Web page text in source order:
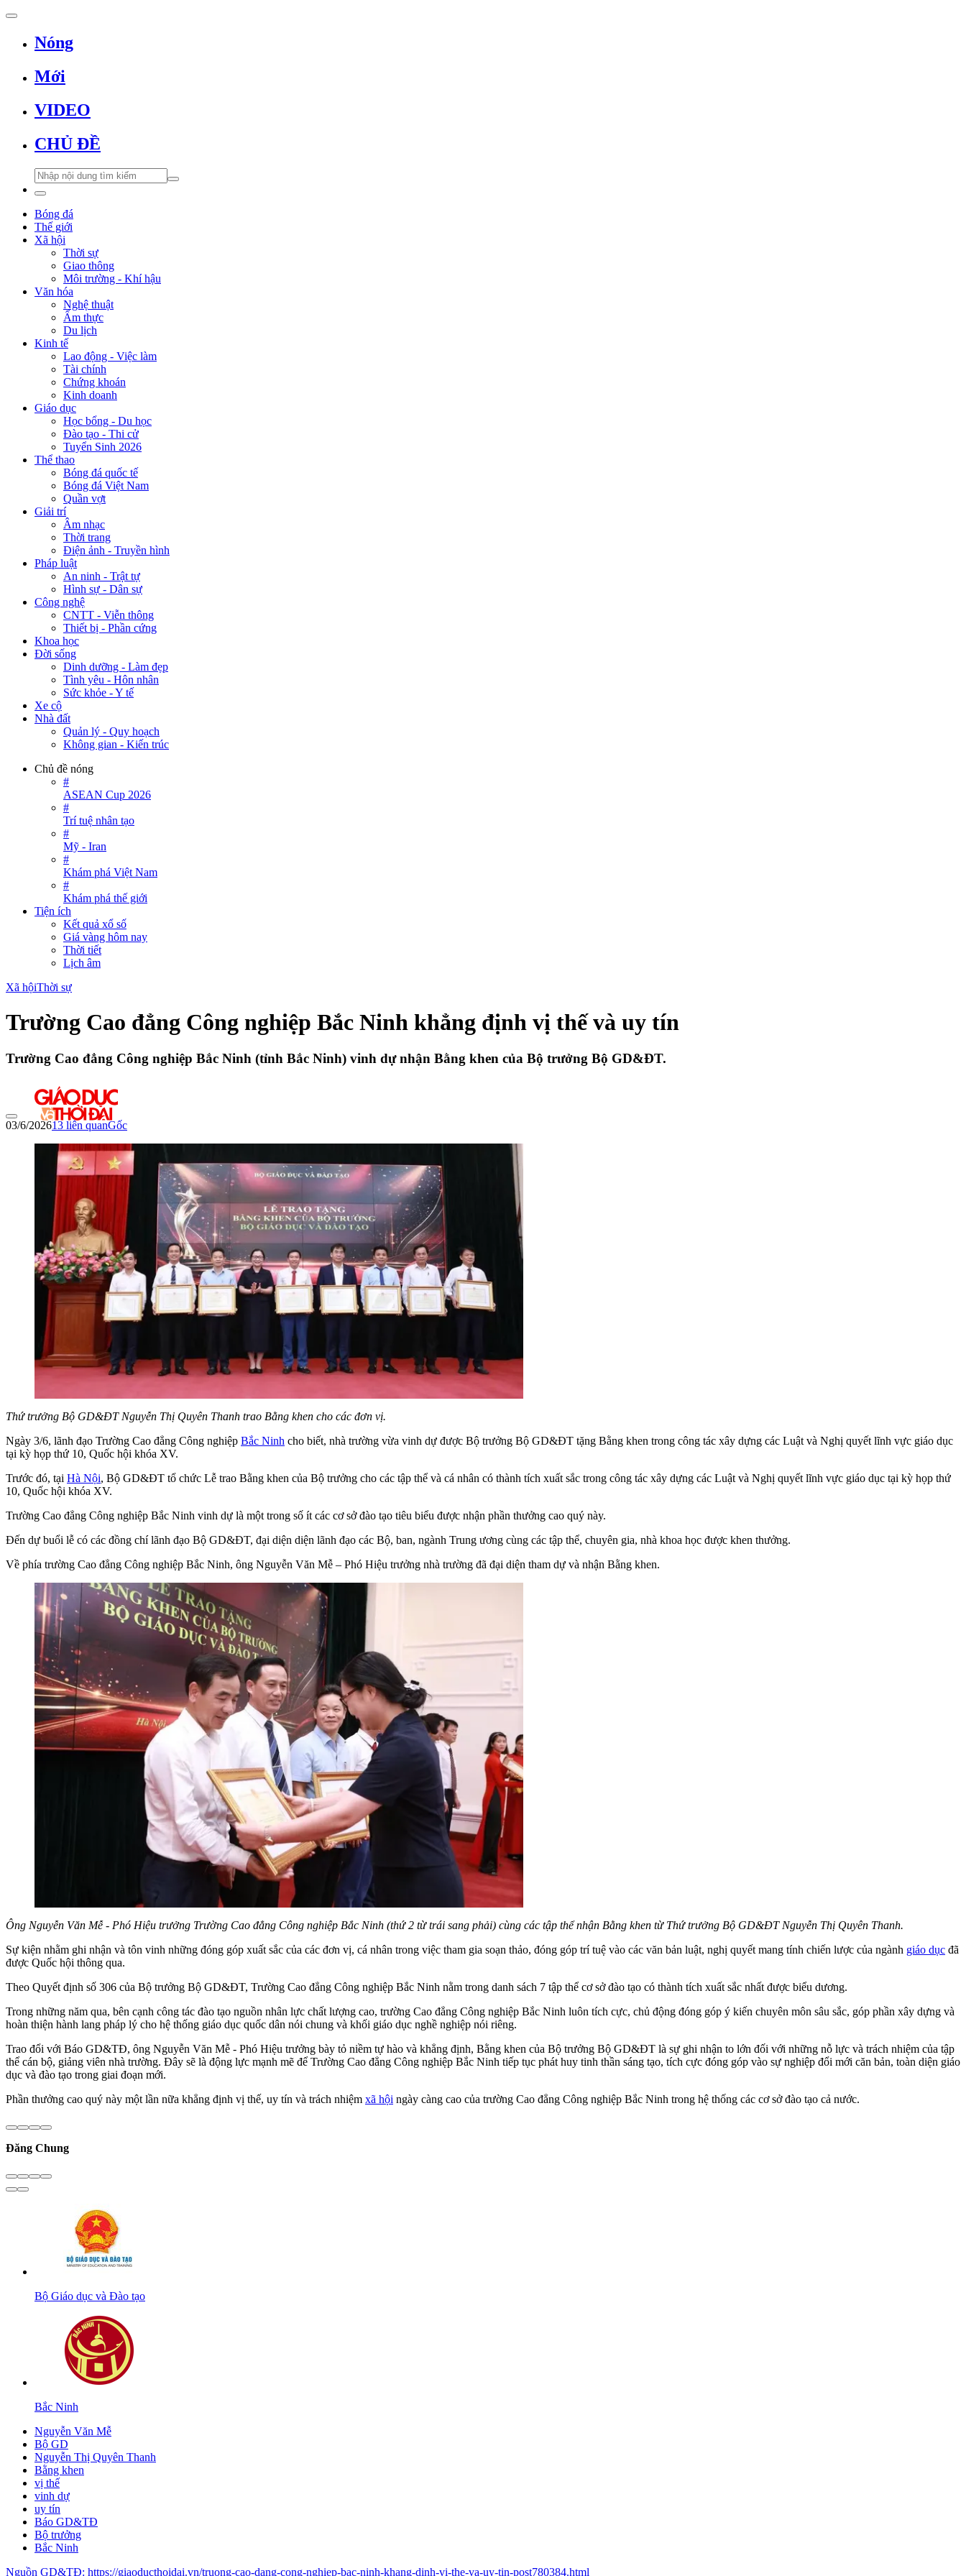
Nóng
Mới
VIDEO
CHỦ ĐỀ
Bóng đá
Thế giới
Xã hội
Thời sự
Giao thông
Môi trường - Khí hậu
Văn hóa
Nghệ thuật
Ẩm thực
Du lịch
Kinh tế
Lao động - Việc làm
Tài chính
Chứng khoán
Kinh doanh
Giáo dục
Học bổng - Du học
Đào tạo - Thi cử
Tuyển Sinh 2026
Thể thao
Bóng đá quốc tế
Bóng đá Việt Nam
Quần vợt
Giải trí
Âm nhạc
Thời trang
Điện ảnh - Truyền hình
Pháp luật
An ninh - Trật tự
Hình sự - Dân sự
Công nghệ
CNTT - Viễn thông
Thiết bị - Phần cứng
Khoa học
Đời sống
Dinh dưỡng - Làm đẹp
Tình yêu - Hôn nhân
Sức khỏe - Y tế
Xe cộ
Nhà đất
Quản lý - Quy hoạch
Không gian - Kiến trúc
Chủ đề nóng
#
ASEAN Cup 2026
#
Trí tuệ nhân tạo
#
Mỹ - Iran
#
Khám phá Việt Nam
#
Khám phá thế giới
Tiện ích
Kết quả xổ số
Giá vàng hôm nay
Thời tiết
Lịch âm
Xã hộiThời sự
Trường Cao đẳng Công nghiệp Bắc Ninh khẳng định vị thế và uy tín
Trường Cao đẳng Công nghiệp Bắc Ninh (tỉnh Bắc Ninh) vinh dự nhận Bằng khen của Bộ trưởng Bộ GD&ĐT.
03/6/202613 liên quanGốc
Thứ trưởng Bộ GD&ĐT Nguyễn Thị Quyên Thanh trao Bằng khen cho các đơn vị.
Ngày 3/6, lãnh đạo Trường Cao đẳng Công nghiệp Bắc Ninh cho biết, nhà trường vừa vinh dự được Bộ trưởng Bộ GD&ĐT tặng Bằng khen trong công tác xây dựng các Luật và Nghị quyết lĩnh vực giáo dục
tại kỳ họp thứ 10, Quốc hội khóa XV.
Trước đó, tại Hà Nội, Bộ GD&ĐT tổ chức Lễ trao Bằng khen của Bộ trưởng cho các tập thể và cá nhân có thành tích xuất sắc trong công tác xây dựng các Luật và Nghị quyết lĩnh vực giáo dục tại kỳ họp thứ
10, Quốc hội khóa XV.
Trường Cao đẳng Công nghiệp Bắc Ninh vinh dự là một trong số ít các cơ sở đào tạo tiêu biểu được nhận phần thưởng cao quý này.
Đến dự buổi lễ có các đồng chí lãnh đạo Bộ GD&ĐT, đại diện diện lãnh đạo các Bộ, ban, ngành Trung ương cùng các tập thể, chuyên gia, nhà khoa học được khen thưởng.
Về phía trường Cao đẳng Công nghiệp Bắc Ninh, ông Nguyễn Văn Mễ – Phó Hiệu trưởng nhà trường đã đại diện tham dự và nhận Bằng khen.
Ông Nguyễn Văn Mễ - Phó Hiệu trưởng Trường Cao đẳng Công nghiệp Bắc Ninh (thứ 2 từ trái sang phải) cùng các tập thể nhận Bằng khen từ Thứ trưởng Bộ GD&ĐT Nguyễn Thị Quyên Thanh.
Sự kiện nhằm ghi nhận và tôn vinh những đóng góp xuất sắc của các đơn vị, cá nhân trong việc tham gia soạn thảo, đóng góp trí tuệ vào các văn bản luật, nghị quyết mang tính chiến lược của ngành giáo dục đã
được Quốc hội thông qua.
Theo Quyết định số 306 của Bộ trưởng Bộ GD&ĐT, Trường Cao đẳng Công nghiệp Bắc Ninh nằm trong danh sách 7 tập thể cơ sở đào tạo có thành tích xuất sắc nhất được biểu dương.
Trong những năm qua, bên cạnh công tác đào tạo nguồn nhân lực chất lượng cao, trường Cao đẳng Công nghiệp Bắc Ninh luôn tích cực, chủ động đóng góp ý kiến chuyên môn sâu sắc, góp phần xây dựng và
hoàn thiện hành lang pháp lý cho hệ thống giáo dục quốc dân nói chung và khối giáo dục nghề nghiệp nói riêng.
Trao đổi với Báo GD&TĐ, ông Nguyễn Văn Mễ - Phó Hiệu trưởng bày tỏ niềm tự hào và khẳng định, Bằng khen của Bộ trưởng Bộ GD&ĐT là sự ghi nhận to lớn đối với những nỗ lực và trách nhiệm của tập
thể cán bộ, giảng viên nhà trường. Đây sẽ là động lực mạnh mẽ để Trường Cao đẳng Công nghiệp Bắc Ninh tiếp tục phát huy tinh thần sáng tạo, tích cực đóng góp vào sự nghiệp đổi mới căn bản, toàn diện giáo
dục và đào tạo trong giai đoạn mới.
Phần thưởng cao quý này một lần nữa khẳng định vị thế, uy tín và trách nhiệm xã hội ngày càng cao của trường Cao đẳng Công nghiệp Bắc Ninh trong hệ thống các cơ sở đào tạo cả nước.
Đăng Chung
Bộ Giáo dục và Đào tạo
Bắc Ninh
Nguyễn Văn Mễ
Bộ GD
Nguyễn Thị Quyên Thanh
Bằng khen
vị thế
vinh dự
uy tín
Báo GD&TĐ
Bộ trưởng
Bắc Ninh
Nguồn GD&TĐ: https://giaoducthoidai.vn/truong-cao-dang-cong-nghiep-bac-ninh-khang-dinh-vi-the-va-uy-tin-post780384.html